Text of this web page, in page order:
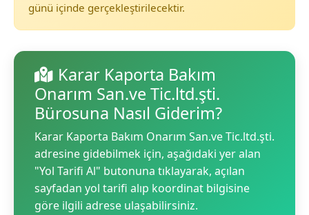
günü içinde gerçekleştirilecektir.
Karar Kaporta Bakım
Onarım San.ve Tic.ltd.şti.
Bürosuna Nasıl Giderim?
Karar Kaporta Bakım Onarım San.ve Tic.ltd.şti.
adresine gidebilmek için, aşağıdaki yer alan
"Yol Tarifi Al" butonuna tıklayarak, açılan
sayfadan yol tarifi alıp koordinat bilgisine
göre ilgili adrese ulaşabilirsiniz.